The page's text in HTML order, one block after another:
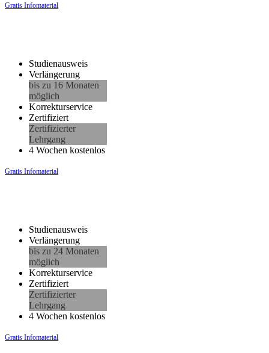
Gratis Infomaterial
Studienausweis
Verlängerung
bis zu 16 Monaten
möglich
Korrekturservice
Zertifiziert
Zertifizierter
Lehrgang
4 Wochen kostenlos
Gratis Infomaterial
Studienausweis
Verlängerung
bis zu 24 Monaten
möglich
Korrekturservice
Zertifiziert
Zertifizierter
Lehrgang
4 Wochen kostenlos
Gratis Infomaterial